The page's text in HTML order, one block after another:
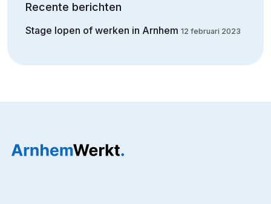
Recente berichten
Stage lopen of werken in Arnhem 12 februari 2023